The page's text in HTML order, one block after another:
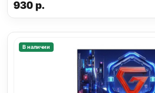
930р.
В наличии